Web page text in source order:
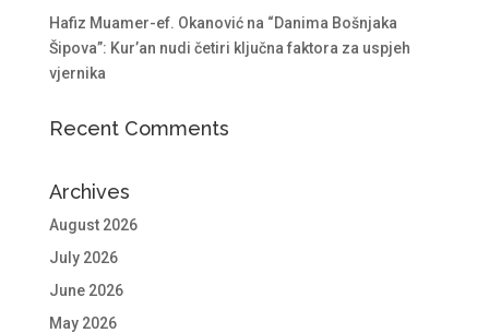
Hafiz Muamer-ef. Okanović na “Danima Bošnjaka
Šipova”: Kur’an nudi četiri ključna faktora za uspjeh
vjernika
Recent Comments
Archives
August 2026
July 2026
June 2026
May 2026